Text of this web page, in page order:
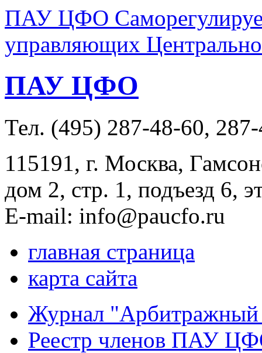
ПАУ ЦФО
управляющих
ПАУ ЦФО
Тел. (495) 287-48-60,
115191, г. Москва,
дом 2, стр. 1, подъезд 6,
E-mail: info@paucfo.ru
главная страница
карта сайта
Журнал
Реестр членов ПАУ